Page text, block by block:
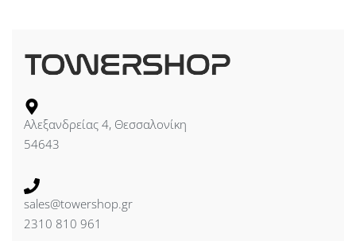
Αλεξανδρείας 4, Θεσσαλονίκη
54643
sales@towershop.gr
2310 810 961